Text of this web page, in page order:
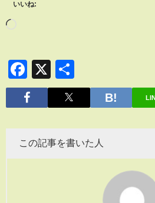
いいね:
Facebook
X
有
この記事を書いた人